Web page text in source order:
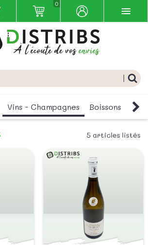
0
Vins - Champagnes Boissons non
5 articles listés